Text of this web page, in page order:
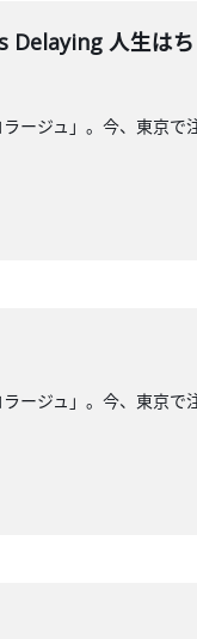
Delaying 人生は
ージュ」。今、東京
ージュ」。今、東京